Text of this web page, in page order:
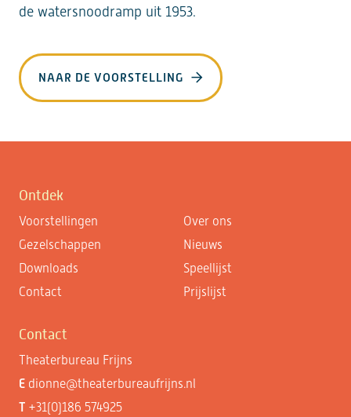
de watersnoodramp uit 1953.
NAAR DE VOORSTELLING
Ontdek
Voorstellingen
Over ons
Gezelschappen
Nieuws
Downloads
Speellijst
Contact
Prijslijst
Contact
Theaterbureau Frijns
E dionne@theaterbureaufrijns.nl
T +31(0)186 574925